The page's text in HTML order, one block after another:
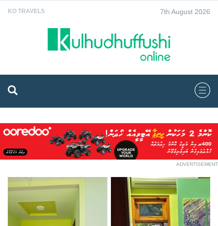
KO TRAVELS 7th August 2026
ADVERTISEMENT